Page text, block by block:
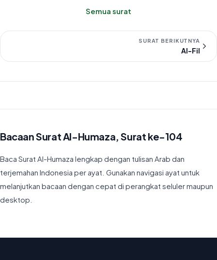
Semua surat
SURAT BERIKUTNYA
Al-Fil
Bacaan Surat Al-Humaza, Surat ke-104
Baca Surat Al-Humaza lengkap dengan tulisan Arab dan
terjemahan Indonesia per ayat. Gunakan navigasi ayat untuk
melanjutkan bacaan dengan cepat di perangkat seluler maupun
desktop.